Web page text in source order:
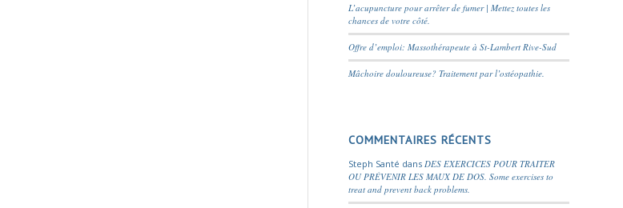
L’acupuncture pour arrêter de fumer | Mettez toutes les
chances de votre côté.
Offre d’emploi: Massothérapeute à St-Lambert Rive-Sud
Mâchoire douloureuse? Traitement par l’ostéopathie.
COMMENTAIRES RÉCENTS
Steph Santé dans DES EXERCICES POUR TRAITER
OU PRÉVENIR LES MAUX DE DOS. Some exercises to
treat and prevent back problems.